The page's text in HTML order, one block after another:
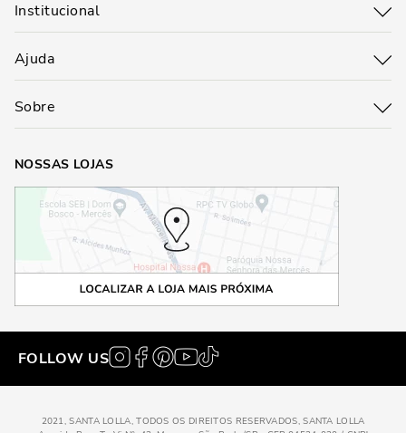
Institucional
Ajuda
Sobre
NOSSAS LOJAS
FOLLOW US
2021, SANTA LOLLA, TODOS OS DIREITOS RESERVADOS, SANTA LOLLA